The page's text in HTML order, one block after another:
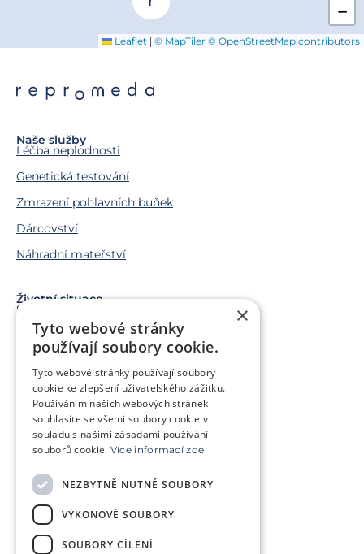
−
Leaflet | © MapTiler © OpenStreetMap contributors
Naše služby
Léčba neplodnosti
Genetická testování
Zmrazení pohlavních buňek
Dárcovství
Náhradní mateřství
Životní situace
Snažíme se o miminko
Chci miminko v budoucnu
Jsem v onkologické léčbě
Chci pomoct jiným párům
Klientská zóna
Slovníček pojmů
Často kladené dotazy
Ke stažení
Kontakt
Ceník
×
Tyto webové stránky
používají soubory cookie.
Tyto webové stránky používají soubory
cookie ke zlepšení uživatelského zážitku.
Používáním našich webových stránek
souhlasíte se všemi soubory cookie v
souladu s našimi zásadami používání
souborů cookie. Více informací zde
NEZBYTNĚ NUTNÉ SOUBORY
VÝKONOVÉ SOUBORY
SOUBORY CÍLENÍ